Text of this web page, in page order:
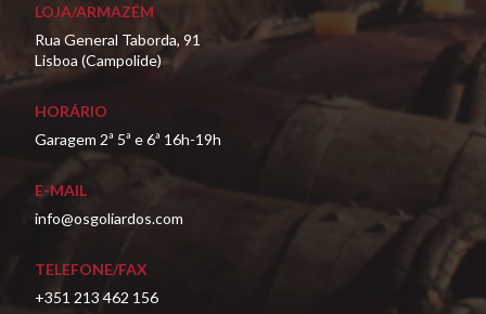
LOJA/ARMAZÉM
Rua General Taborda, 91
Lisboa (Campolide)
HORÁRIO
Garagem 2ª 5ª e 6ª 16h-19h
E-MAIL
info@osgoliardos.com
TELEFONE/FAX
+351 213 462 156